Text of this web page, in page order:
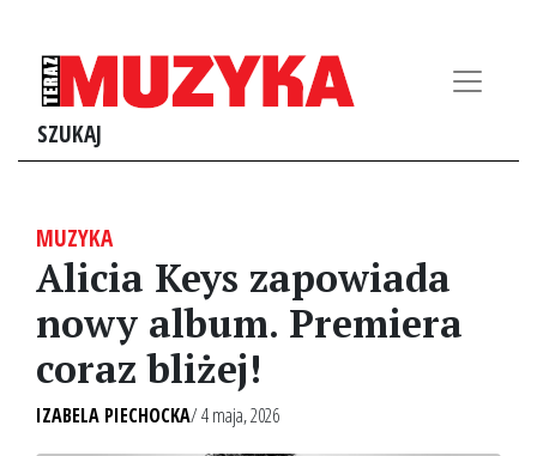
SZUKAJ
MUZYKA
Alicia Keys zapowiada
nowy album. Premiera
coraz bliżej!
IZABELA PIECHOCKA/ 4 maja, 2026